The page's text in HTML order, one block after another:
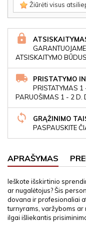
Žiūrėti visus
ATSISKAITYMO
PRISTATYMO
PRISTATYMAS 1
PARUOŠIMAS 1 - 2 D.
GRĄŽINIMO
PASPAUSKITE
APRAŠYMAS
Ieškote išskirtinio
ar nugalėtojus? Šis
dovana ir profesionaliai
turnyrams, varžyboms ar
ilgai išliekantis